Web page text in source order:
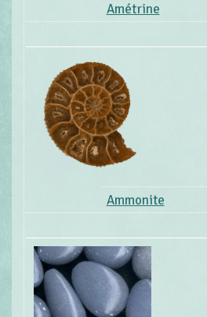
Amétrine
Ammonite